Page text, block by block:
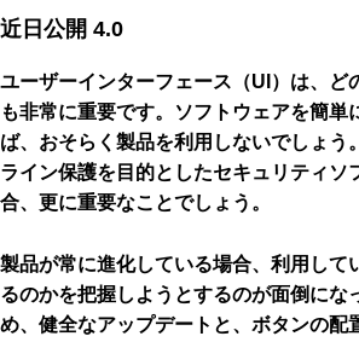
近日公開 4.0
ユーザーインターフェース（UI）は、ど
も非常に重要です。ソフトウェアを簡単
ば、おそらく製品を利用しないでしょう
ライン保護を目的としたセキュリティソ
合、更に重要なことでしょう。
製品が常に進化している場合、利用して
るのかを把握しようとするのが面倒にな
め、健全なアップデートと、ボタンの配